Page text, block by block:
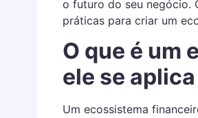
o futuro do seu negócio.
práticas para criar um
O que é um
ele se
Um ecossistema